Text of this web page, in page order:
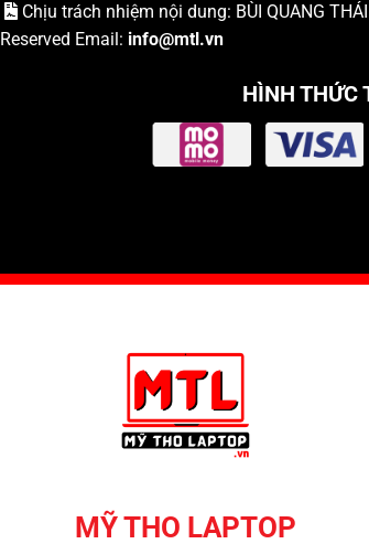
Chịu trách nhiệm nội dung: BÙI QUANG
Reserved Email: info@mtl.vn
HÌNH THỨC
MỸ THO LAPTOP